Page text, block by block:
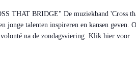
THAT BRIDGE" De muziekband 'Cross
talenten inspireren en kansen geven.
na de zondagsviering. Klik hier voor